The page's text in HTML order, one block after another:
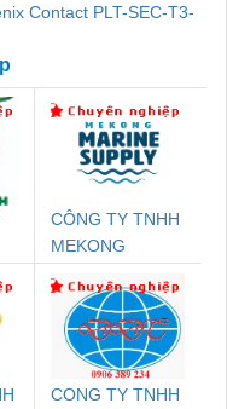
Contact PLT-SEC-T3-
CÔNG TY TNHH
MEKONG
SUPPLY
CONG TY TNHH